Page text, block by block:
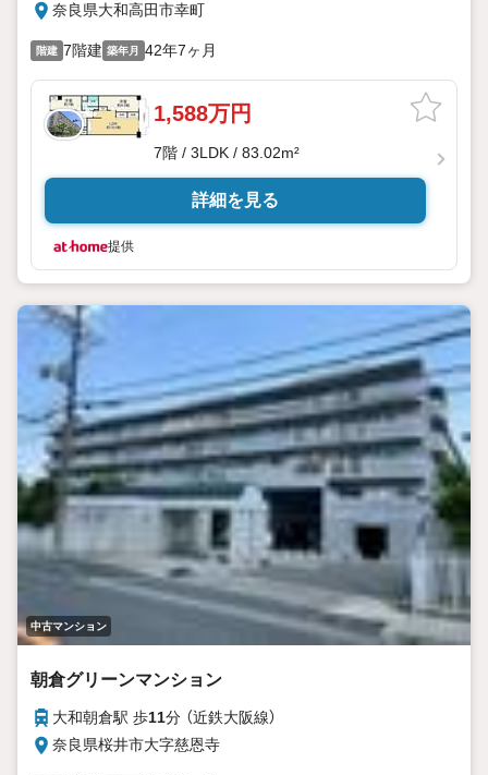
奈良県大和高田市幸町
階建 7階建 築年月 42年7ヶ月
1,588万円
7階 / 3LDK / 83.02m²
詳細を見る
提供
中古マンション
朝倉グリーンマンション
大和朝倉駅 歩11分 （近鉄大阪線）
奈良県桜井市大字慈恩寺